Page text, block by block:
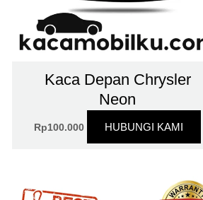
Kaca Depan Chrysler
Neon
Rp100.000 HUBUNGI KAMI